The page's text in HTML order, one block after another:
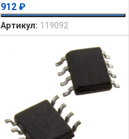
912 ₽
Артикул: 119092